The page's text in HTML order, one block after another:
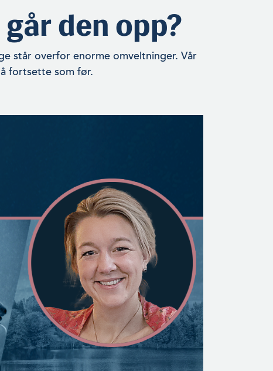
den opp?
står overfor enorme omveltninger. Vår
fortsette som før.